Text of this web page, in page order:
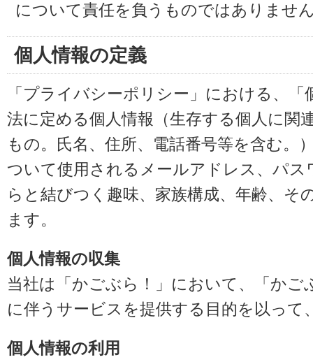
について責任を負うものではありませ
個人情報の定義
「プライバシーポリシー」における、
法に定める個人情報（生存する個人に関
もの。氏名、住所、電話番号等を含む。
ついて使用されるメールアドレス、パ
らと結びつく趣味、家族構成、年齢、そ
ます。
個人情報の収集
当社は「かごぶら！」において、「か
に伴うサービスを提供する目的を以って
個人情報の利用